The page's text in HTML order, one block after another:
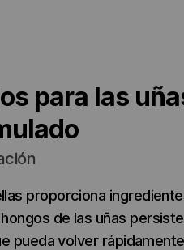
para las
proporciona
de las uñas
pueda volver